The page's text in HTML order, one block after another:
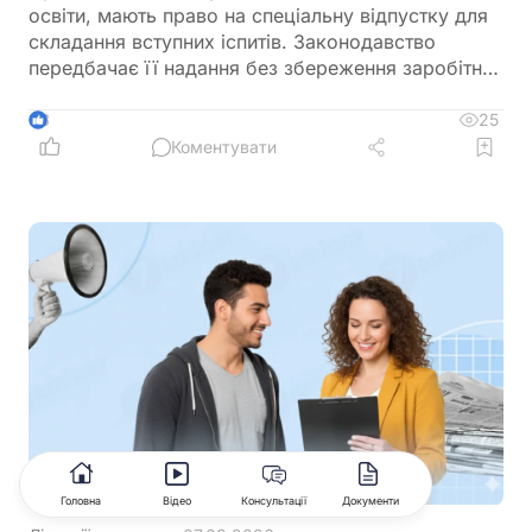
освіти, мають право на спеціальну відпустку для
складання вступних іспитів. Законодавство
передбачає її надання без збереження заробітної
для проїзду до місця проведення іспитів та назад
3
25
Коментувати
Головна Відео Консультації Документи